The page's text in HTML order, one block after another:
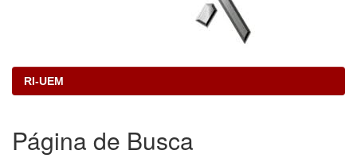
RI-UEM
Página de Busca